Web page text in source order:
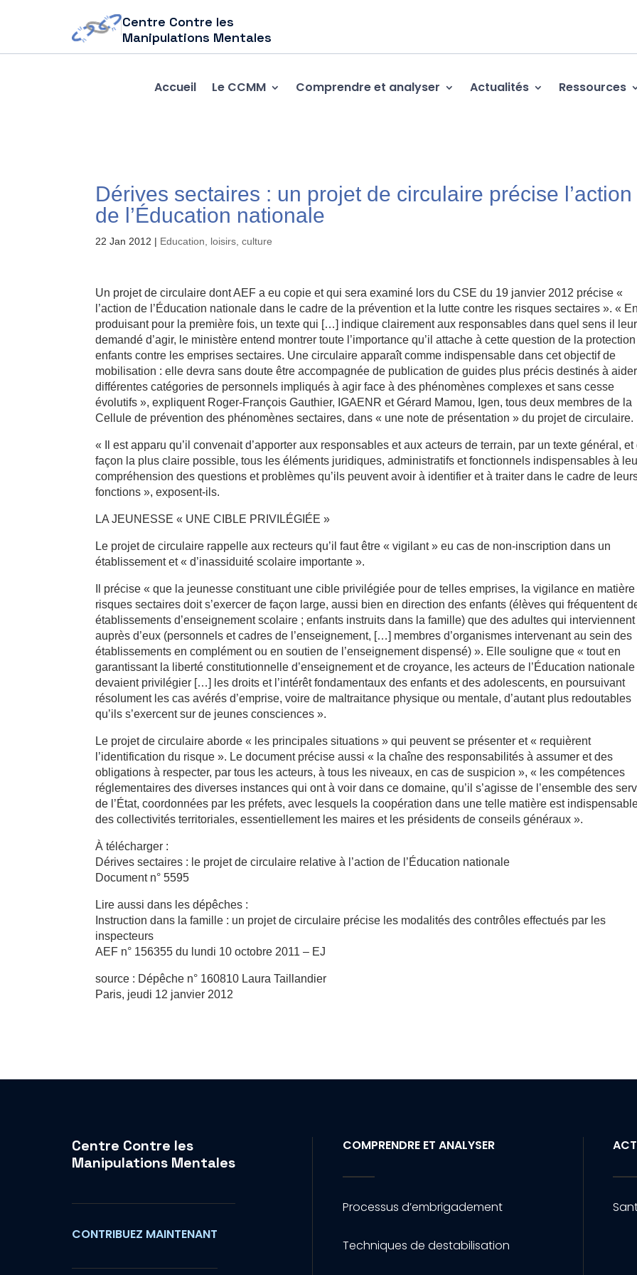
Centre Contre les
Manipulations Mentales
Accueil Le CCMM Comprendre et analyser Actualités Ressources
Dérives sectaires : un projet de circulaire précise l’action
de l’Éducation nationale
22 Jan 2012 | Education, loisirs, culture
Un projet de circulaire dont AEF a eu copie et qui sera examiné lors du CSE du 19 janvier 2012 précise «
l’action de l’Éducation nationale dans le cadre de la prévention et la lutte contre les risques sectaires ». « En
produisant pour la première fois, un texte qui […] indique clairement aux responsables dans quel sens il
demandé d’agir, le ministère entend montrer toute l’importance qu’il attache à cette question de la
enfants contre les emprises sectaires. Une circulaire apparaît comme indispensable dans cet objectif de
mobilisation : elle devra sans doute être accompagnée de publication de guides plus précis destinés à
différentes catégories de personnels impliqués à agir face à des phénomènes complexes et sans cesse
évolutifs », expliquent Roger-François Gauthier, IGAENR et Gérard Mamou, Igen, tous deux membres de la
Cellule de prévention des phénomènes sectaires, dans « une note de présentation » du projet de circulaire.
« Il est apparu qu’il convenait d’apporter aux responsables et aux acteurs de terrain, par un texte général, et
façon la plus claire possible, tous les éléments juridiques, administratifs et fonctionnels indispensables à
compréhension des questions et problèmes qu’ils peuvent avoir à identifier et à traiter dans le cadre de
fonctions », exposent-ils.
LA JEUNESSE « UNE CIBLE PRIVILÉGIÉE »
Le projet de circulaire rappelle aux recteurs qu’il faut être « vigilant » eu cas de non-inscription dans un
établissement et « d’inassiduité scolaire importante ».
Il précise « que la jeunesse constituant une cible privilégiée pour de telles emprises, la vigilance en matière
risques sectaires doit s’exercer de façon large, aussi bien en direction des enfants (élèves qui fréquentent
établissements d’enseignement scolaire ; enfants instruits dans la famille) que des adultes qui interviennent
auprès d’eux (personnels et cadres de l’enseignement, […] membres d’organismes intervenant au sein des
établissements en complément ou en soutien de l’enseignement dispensé) ». Elle souligne que « tout en
garantissant la liberté constitutionnelle d’enseignement et de croyance, les acteurs de l’Éducation nationale
devaient privilégier […] les droits et l’intérêt fondamentaux des enfants et des adolescents, en poursuivant
résolument les cas avérés d’emprise, voire de maltraitance physique ou mentale, d’autant plus redoutables
qu’ils s’exercent sur de jeunes consciences ».
Le projet de circulaire aborde « les principales situations » qui peuvent se présenter et « requièrent
l’identification du risque ». Le document précise aussi « la chaîne des responsabilités à assumer et des
obligations à respecter, par tous les acteurs, à tous les niveaux, en cas de suspicion », « les compétences
réglementaires des diverses instances qui ont à voir dans ce domaine, qu’il s’agisse de l’ensemble des
de l’État, coordonnées par les préfets, avec lesquels la coopération dans une telle matière est
des collectivités territoriales, essentiellement les maires et les présidents de conseils généraux ».
À télécharger :
Dérives sectaires : le projet de circulaire relative à l’action de l’Éducation nationale
Document n° 5595
Lire aussi dans les dépêches :
Instruction dans la famille : un projet de circulaire précise les modalités des contrôles effectués par les
inspecteurs
AEF n° 156355 du lundi 10 octobre 2011 – EJ
source : Dépêche n° 160810 Laura Taillandier
Paris, jeudi 12 janvier 2012
Centre Contre les
Manipulations Mentales
CONTRIBUEZ MAINTENANT
COMPRENDRE ET ANALYSER
Processus d’embrigadement
Techniques de destabilisation